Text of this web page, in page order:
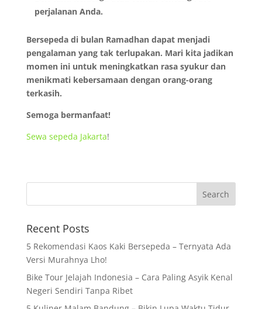
perjalanan Anda.
Bersepeda di bulan Ramadhan dapat menjadi
pengalaman yang tak terlupakan. Mari kita jadikan
momen ini untuk meningkatkan rasa syukur dan
menikmati kebersamaan dengan orang-orang
terkasih.
Semoga bermanfaat!
Sewa sepeda Jakarta!
Recent Posts
5 Rekomendasi Kaos Kaki Bersepeda – Ternyata Ada
Versi Murahnya Lho!
Bike Tour Jelajah Indonesia – Cara Paling Asyik Kenal
Negeri Sendiri Tanpa Ribet